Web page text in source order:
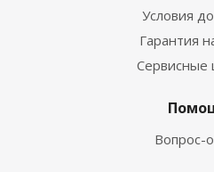
Условия
Гарантия
Сервисные
Вопрос-